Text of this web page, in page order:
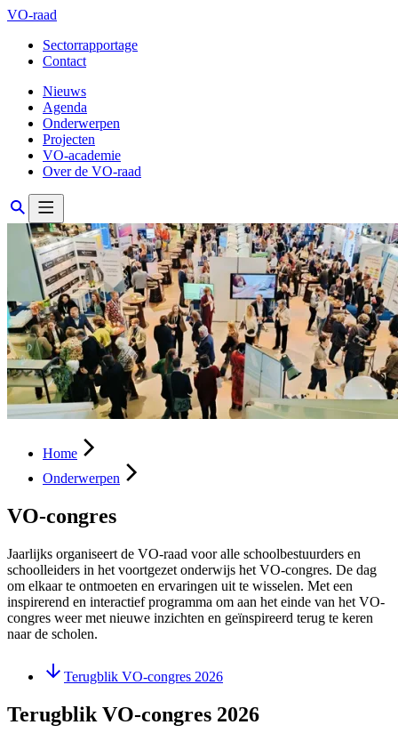
VO-raad
Sectorrapportage
Contact
Nieuws
Agenda
Onderwerpen
Projecten
VO-academie
Over de VO-raad
Home
Onderwerpen
VO-congres
Jaarlijks organiseert de VO-raad voor alle schoolbestuurders en
schoolleiders in het voortgezet onderwijs het VO-congres. De dag
om elkaar te ontmoeten en ervaringen uit te wisselen. Met een
inspirerend en interactief programma om aan het einde van het VO-
congres weer met nieuwe inzichten en geïnspireerd terug te keren
naar de scholen.
Terugblik VO-congres 2026
Terugblik VO-congres 2026